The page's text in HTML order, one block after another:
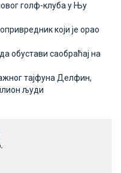
голф-клуба у Њу
који је орао
обустави саобраћај на
тајфуна Делфин,
људи